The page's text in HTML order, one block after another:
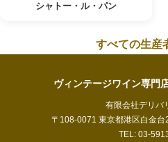
シャトー・ル・パン
すべての生産
ヴィンテージワイン専門
有限会社デリバ
〒108-0071 東京都港区白金
TEL: 03-